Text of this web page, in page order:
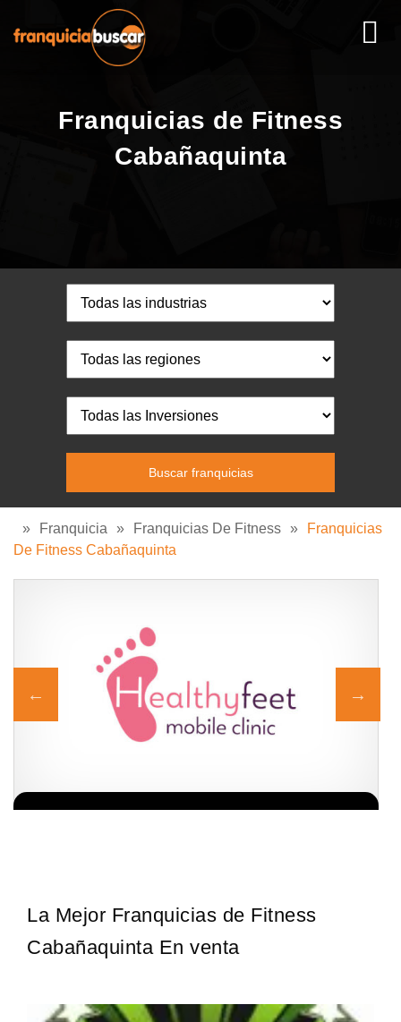
Franquicias de Fitness
Cabañaquinta
» Franquicia » Franquicias De Fitness »
Franquicias
De Fitness Cabañaquinta
La Mejor Franquicias de Fitness
Cabañaquinta En venta